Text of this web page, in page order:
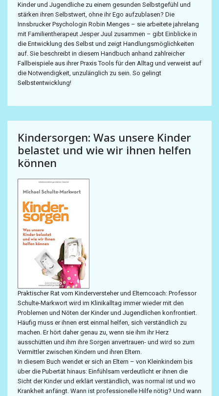
Kinder und Jugendliche zu einem gesunden Selbstgefühl und
stärken ihren Selbstwert, ohne ihr Ego aufzublasen? Die
Innsbrucker Psychologin Robin Menges – sie arbeitete jahrelang
mit Familientherapeut Jesper Juul zusammen – gibt Einblicke in
die Entwicklung des Selbst und zeigt Handlungsmöglichkeiten
auf. Sie beschreibt in diesem Handbuch anhand zahlreicher
Fallbeispiele aus ihrer Praxis Tools für den Alltag und verweist auf
die Notwendigkeit, unzulänglich zu sein. So gelingt
Selbstentwicklung!
Kindersorgen: Was unsere Kinder
belastet und wie wir ihnen helfen
können
Praktischer Rat vom Kinderversteher und Elterncoach: Professor
Schulte-Markwort wird im Klinikalltag immer wieder mit den
Problemen und Nöten der Kinder und Jugendlichen konfrontiert.
Häufig muss er ihnen erst einmal helfen, sich verständlich zu
machen. Er hört daher genau zu, wenn sie ihm ihr Herz
ausschütten und ihm ihre Sorgen anvertrauen- und wird so zum
Vermittler zwischen Kindern und ihren Eltern.
In diesem Buch wendet er sich an Eltern – von Kleinkindern bis
über die Pubertät hinaus: Einfühlsam verdeutlicht er ihnen die
Sicht der Kinder und erklärt verständlich, was normal ist und wo
Krankheit anfängt. Wann ist professionelle Hilfe nötig? Und wann